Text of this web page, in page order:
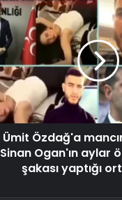
Ümit Özdağ'a
Sinan Ogan'ın aylar
şakası yaptığı